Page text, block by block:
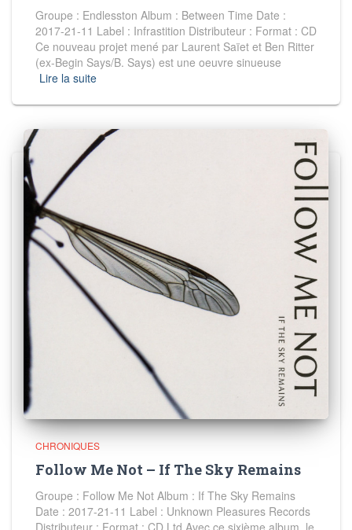
Groupe : Endlesston Album : Between Time Date :
2017-21-11 Label : Infrastition Distributeur : Format : CD
Ce nouveau projet mené par Laurent Saïet et Ben Ritter
(ex-Begin Says/B. Says) est une oeuvre sinueuse
Lire la suite
CHRONIQUES
Follow Me Not – If The Sky Remains
Groupe : Follow Me Not Album : If The Sky Remains
Date : 2017-21-11 Label : Unknown Pleasures Records
Distributeur : Format : CD Ltd Avec ce sixième album, le